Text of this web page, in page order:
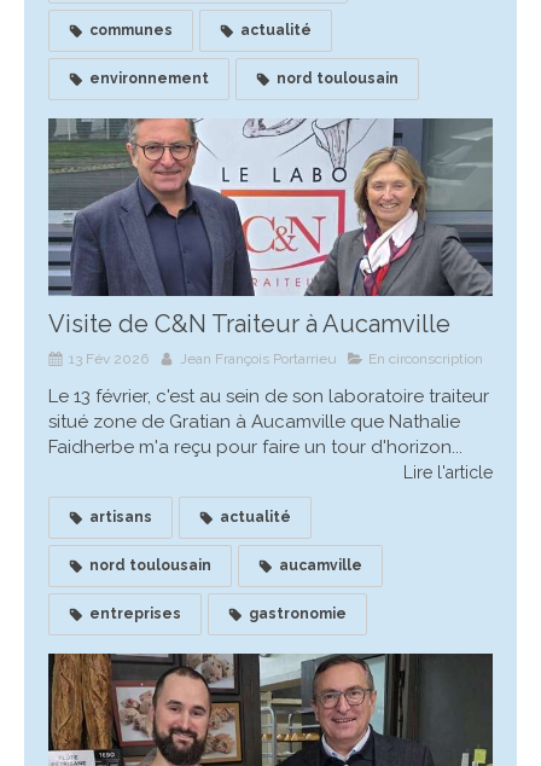
communes actualité
environnement nord toulousain
Visite de C&N Traiteur à Aucamville
13 Fév 2026 Jean François Portarrieu En circonscription
Le 13 février, c'est au sein de son laboratoire traiteur
situé zone de Gratian à Aucamville que Nathalie
Faidherbe m'a reçu pour faire un tour d'horizon...
Lire l'article
artisans actualité
nord toulousain aucamville
entreprises gastronomie